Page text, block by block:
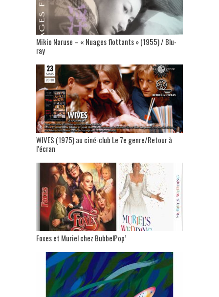
Mikio Naruse – « Nuages flottants » (1955) / Blu-
ray
WIVES (1975) au ciné-club Le 7e genre/Retour à
l’écran
Foxes et Muriel chez BubbelPop’